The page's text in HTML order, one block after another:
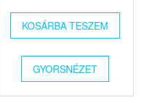
KOSÁRBA TESZEM
GYORSNÉZET